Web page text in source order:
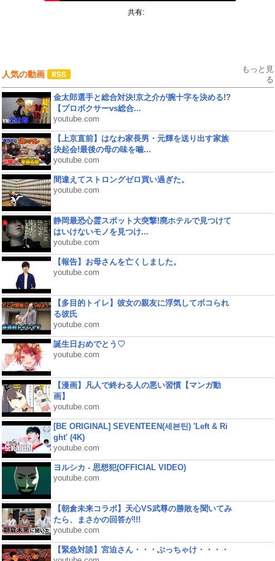
共有:
人気の動画
もっと見
る
金太郎選手と総合対決!京之介が腕十字を決める!?
【プロボクサーvs総合...
youtube.com
【上京直前】はなわ家長男・元輝を送り出す家族
決起会!最後の母の味を噛...
youtube.com
間違えてストロングゼロ買い過ぎた。
youtube.com
静岡最恐心霊スポット大突撃!廃ホテルで見つけて
はいけないモノを見つけ...
youtube.com
【報告】お母さんを亡くしました。
youtube.com
【多目的トイレ】彼女の親友に浮気してボコられ
る彼氏
youtube.com
誕生日おめでとう♡
youtube.com
【漫画】凡人で終わる人の悪い習慣【マンガ動
画】
youtube.com
[BE ORIGINAL] SEVENTEEN(세븐틴) 'Left & Ri
ght' (4K)
youtube.com
ヨルシカ - 思想犯(OFFICIAL VIDEO)
youtube.com
【朝倉未来コラボ】天心VS武尊の勝敗を聞いてみ
たら、まさかの回答が!!!
youtube.com
【緊急対談】宮迫さん・・・ぶっちゃけ・・・・